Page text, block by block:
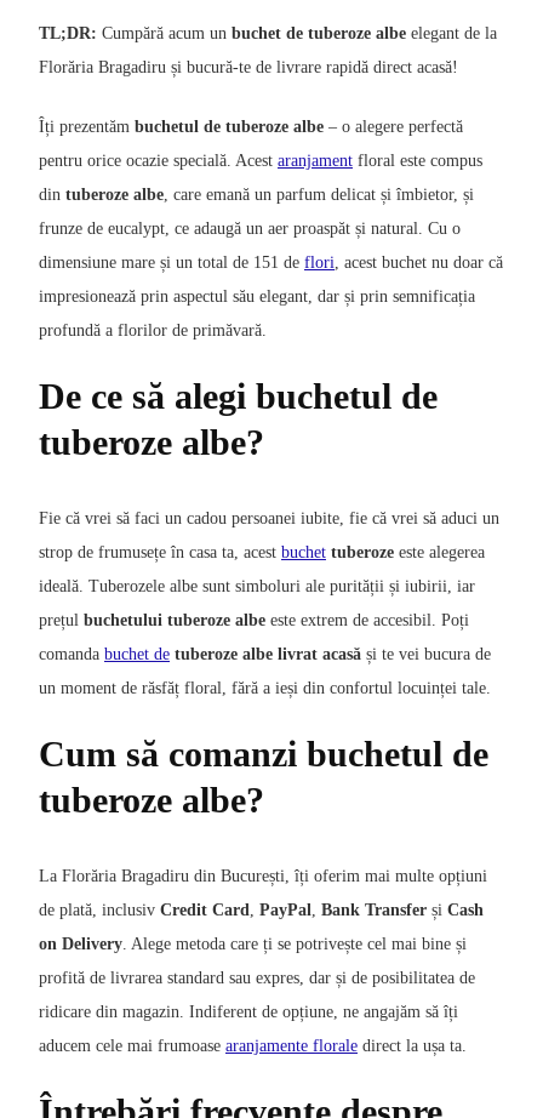
TL;DR: Cumpără acum un buchet de tuberoze albe elegant de la
Florăria Bragadiru și bucură-te de livrare rapidă direct acasă!
Îți prezentăm buchetul de tuberoze albe – o alegere perfectă
pentru orice ocazie specială. Acest aranjament floral este compus
din tuberoze albe, care emană un parfum delicat și îmbietor, și
frunze de eucalypt, ce adaugă un aer proaspăt și natural. Cu o
dimensiune mare și un total de 151 de flori, acest buchet nu doar că
impresionează prin aspectul său elegant, dar și prin semnificația
profundă a florilor de primăvară.
De ce să alegi buchetul de
tuberoze albe?
Fie că vrei să faci un cadou persoanei iubite, fie că vrei să aduci un
strop de frumusețe în casa ta, acest buchet tuberoze este alegerea
ideală. Tuberozele albe sunt simboluri ale purității și iubirii, iar
prețul buchetului tuberoze albe este extrem de accesibil. Poți
comanda buchet de tuberoze albe livrat acasă și te vei bucura de
un moment de răsfăț floral, fără a ieși din confortul locuinței tale.
Cum să comanzi buchetul de
tuberoze albe?
La Florăria Bragadiru din București, îți oferim mai multe opțiuni
de plată, inclusiv Credit Card, PayPal, Bank Transfer și Cash
on Delivery. Alege metoda care ți se potrivește cel mai bine și
profită de livrarea standard sau expres, dar și de posibilitatea de
ridicare din magazin. Indiferent de opțiune, ne angajăm să îți
aducem cele mai frumoase aranjamente florale direct la ușa ta.